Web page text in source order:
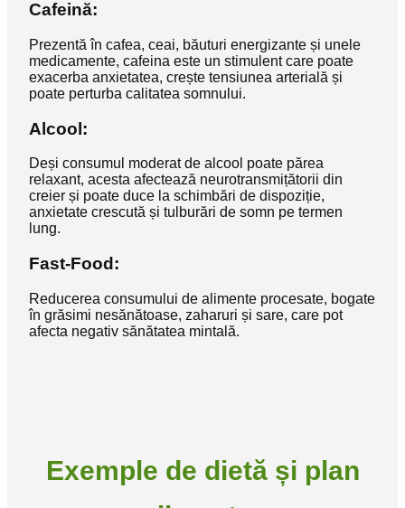
Cafeină:
Prezentă în cafea, ceai, băuturi energizante și unele
medicamente, cafeina este un stimulent care poate
exacerba anxietatea, crește tensiunea arterială și
poate perturba calitatea somnului.
Alcool:
Deși consumul moderat de alcool poate părea
relaxant, acesta afectează neurotransmițătorii din
creier și poate duce la schimbări de dispoziție,
anxietate crescută și tulburări de somn pe termen
lung.
Fast-Food:
Reducerea consumului de alimente procesate, bogate
în grăsimi nesănătoase, zaharuri și sare, care pot
afecta negativ sănătatea mintală.
Exemple de dietă și plan